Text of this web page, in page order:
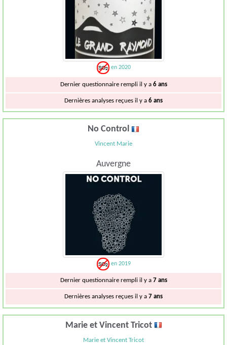
en 2020
Dernier questionnaire rempli il y a 6 ans
Dernières analyses reçues il y a 6 ans
No Control
Vincent Marie
Auvergne
en 2019
Dernier questionnaire rempli il y a 7 ans
Dernières analyses reçues il y a 7 ans
Marie et Vincent Tricot
Marie et Vincent Tricot